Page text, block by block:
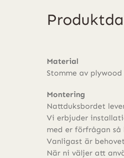
Material
Stomme av
Montering
Nattduksbordet
Vi erbjuder
med er förfrågan
Vanligast är
När ni väljer att